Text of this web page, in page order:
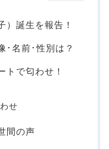
）誕生を報告！
･名前･性別は？
トで匂わせ！
せ
間の声